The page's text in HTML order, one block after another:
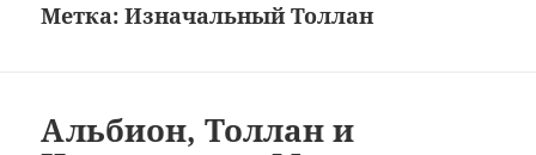
Метка:Изначальный Толлан
Альбион, Толлан и